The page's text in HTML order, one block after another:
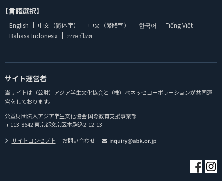
【言語選択】
English 中文（简体字） 中文（繁體字） 한국어
Tiếng Việt
Bahasa Indonesia
ภาษาไทย
サイト運営者
当サイトは（公財）アジア学生文化協会と（株）ベネッセコーポレーションが共同運
営をしております。
公益財団法人アジア学生文化協会 国際教育支援事業部
〒113-8642 東京都文京区本駒込2-12-13
サイトコンセプト
お問い合わせ